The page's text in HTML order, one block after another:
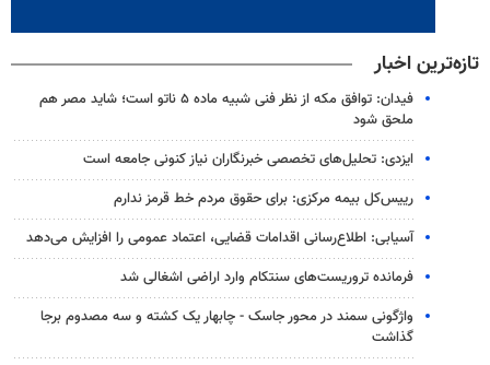
تازه‌ترین اخبار
فیدان: توافق مکه از نظر فنی شبیه ماده ۵ ناتو است؛ شاید مصر هم
ملحق شود
ایزدی: تحلیل‌های تخصصی خبرنگاران نیاز کنونی جامعه است
رییس‌کل بیمه مرکزی: برای حقوق مردم خط قرمز ندارم
آسیابی: اطلاع‌رسانی اقدامات قضایی، اعتماد عمومی را افزایش می‌دهد
فرمانده تروریست‌های سنتکام وارد اراضی اشغالی شد
واژگونی سمند در محور جاسک - چابهار یک کشته و سه مصدوم برجا
گذاشت